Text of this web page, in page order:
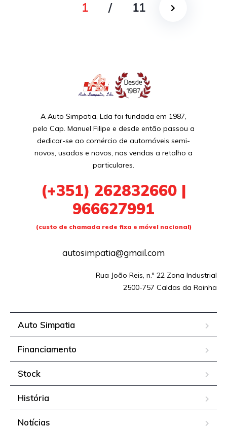
1 / 11
A Auto Simpatia, Lda foi fundada em 1987,
pelo Cap. Manuel Filipe e desde então passou a
dedicar-se ao comércio de automóveis semi-
novos, usados e novos, nas vendas a retalho a
particulares.
(+351) 262832660 |
966627991
(custo de chamada rede fixa e móvel nacional)
autosimpatia@gmail.com
Rua João Reis, n.º 22 Zona Industrial
2500-757 Caldas da Rainha
Auto Simpatia
Financiamento
Stock
História
Notícias